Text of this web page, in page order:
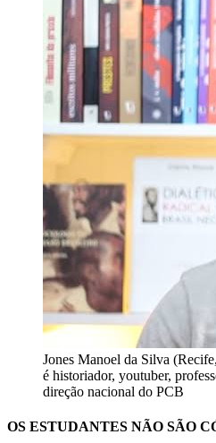
Jones Manoel da Silva
é historiador, youtuber,
direção nacional do PCB
OS ESTUDANTES NÃO SÃO